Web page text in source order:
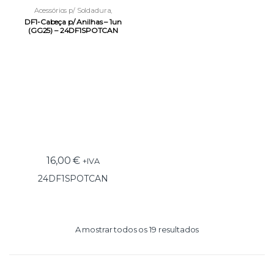
Acessórios p/ Soldadura
Acessórios Spotter
Equipamentos e Acessórios
DF1-Cabeça p/ Anilhas – 1un
(GG25) – 24DF1SPOTCAN
16,00€ +IVA
24DF1SPOTCAN
A mostrar todos os 19 resultados